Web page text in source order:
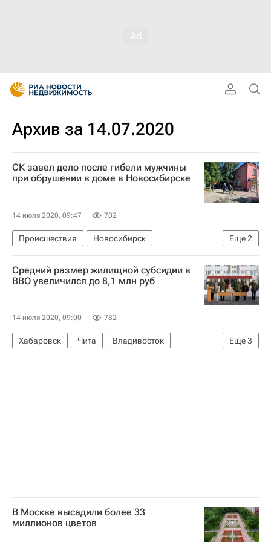
Архив за 14.07.2020
СК завел дело после гибели мужчины
при обрушении в доме в Новосибирске
14 июля 2020, 09:47 702
Еще2
Происшествия
Новосибирск
МЧС России (Министерство РФ по делам гражданской обороны, чрезвычайным ситуациям и ликвидации последствий стихийных бедствий)
Следственный комитет России (СК РФ)
Средний размер жилищной субсидии в
ВВО увеличился до 8,1 млн руб
14 июля 2020, 09:00 782
Еще3
Хабаровск Чита
Владивосток
Восточный военный округ (ВВО)
Жилье
В Москве высадили более 33
миллионов цветов